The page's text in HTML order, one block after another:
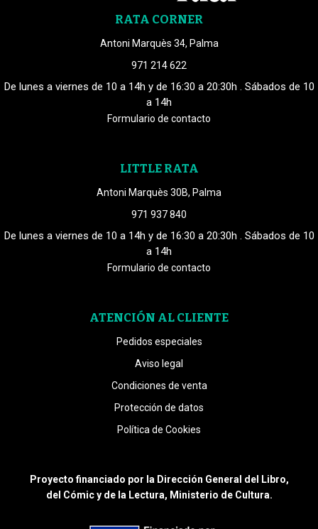
RATA CORNER
Antoni Marquès 34, Palma
971 214 622
De lunes a viernes de 10 a 14h y de 16:30 a 20:30h . Sábados de 10
a 14h
Formulario de contacto
LITTLE RATA
Antoni Marquès 30B, Palma
971 937 840
De lunes a viernes de 10 a 14h y de 16:30 a 20:30h . Sábados de 10
a 14h
Formulario de contacto
ATENCIÓN AL CLIENTE
Pedidos especiales
Aviso legal
Condiciones de venta
Protección de datos
Política de Cookies
Proyecto financiado por la Dirección General del Libro,
del Cómic y de la Lectura, Ministerio de Cultura.